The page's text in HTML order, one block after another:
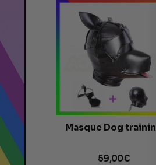
Masque Dog
59,00 €